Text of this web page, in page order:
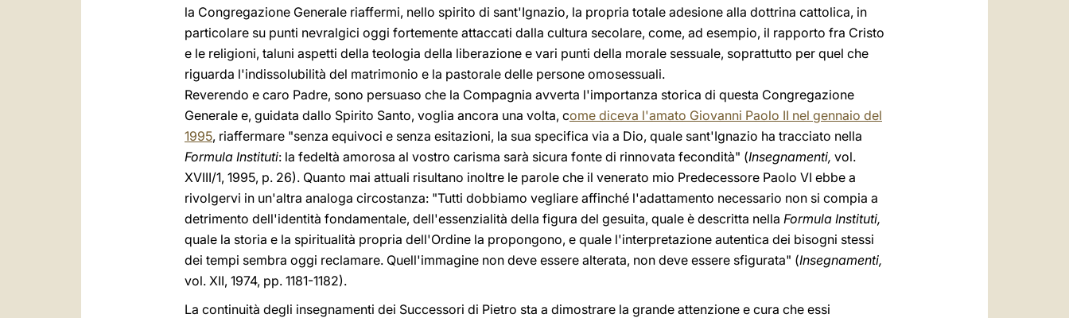
la Congregazione Generale riaffermi, nello spirito di sant'Ignazio, la propria totale adesione alla dottrina cattolica, in
particolare su punti nevralgici oggi fortemente attaccati dalla cultura secolare, come, ad esempio, il rapporto fra Cristo
e le religioni, taluni aspetti della teologia della liberazione e vari punti della morale sessuale, soprattutto per quel che
riguarda l'indissolubilità del matrimonio e la pastorale delle persone omosessuali.
Reverendo e caro Padre, sono persuaso che la Compagnia avverta l'importanza storica di questa Congregazione
Generale e, guidata dallo Spirito Santo, voglia ancora una volta, come diceva l'amato Giovanni Paolo II nel gennaio del
1995, riaffermare "senza equivoci e senza esitazioni, la sua specifica via a Dio, quale sant'Ignazio ha tracciato nella
Formula Instituti: la fedeltà amorosa al vostro carisma sarà sicura fonte di rinnovata fecondità" (Insegnamenti, vol.
XVIII/1, 1995, p. 26). Quanto mai attuali risultano inoltre le parole che il venerato mio Predecessore Paolo VI ebbe a
rivolgervi in un'altra analoga circostanza: "Tutti dobbiamo vegliare affinché l'adattamento necessario non si compia a
detrimento dell'identità fondamentale, dell'essenzialità della figura del gesuita, quale è descritta nella Formula Instituti,
quale la storia e la spiritualità propria dell'Ordine la propongono, e quale l'interpretazione autentica dei bisogni stessi
dei tempi sembra oggi reclamare. Quell'immagine non deve essere alterata, non deve essere sfigurata" (Insegnamenti,
vol. XII, 1974, pp. 1181-1182).
La continuità degli insegnamenti dei Successori di Pietro sta a dimostrare la grande attenzione e cura che essi